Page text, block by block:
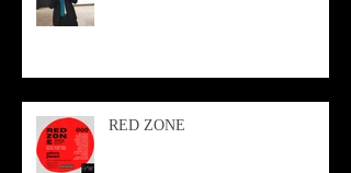
RED ZONE